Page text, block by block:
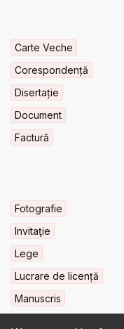
Carte Veche
Corespondență
Disertație
Document
Factură
Fotografie
Invitaţie
Lege
Lucrare de licență
Manuscris